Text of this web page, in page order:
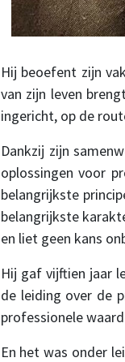
Hij beoefent zijn
van zijn leven
ingericht, op de
Dankzij zijn
oplossingen voor
belangrijkste
belangrijkste
en liet geen kans
Hij gaf vijftien jaar
de leiding over de
professionele
En het was onder